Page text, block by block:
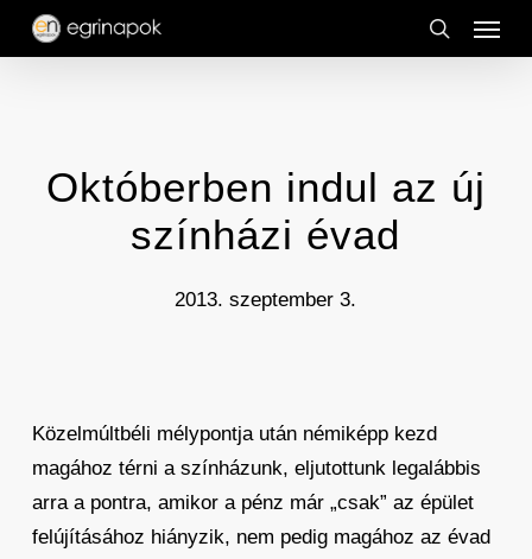
Skip
search
Menu
Októberben indul az új
színházi évad
2013. szeptember 3.
Közelmúltbéli mélypontja után némiképp kezd
magához térni a színházunk, eljutottunk legalábbis
arra a pontra, amikor a pénz már „csak” az épület
felújításához hiányzik, nem pedig magához az évad